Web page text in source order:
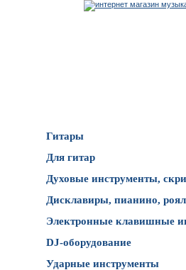
Гитары
Для гитар
Духовые инструменты,
Дисклавиры, пианино,
Электронные клавишные
DJ-оборудование
Ударные инструменты